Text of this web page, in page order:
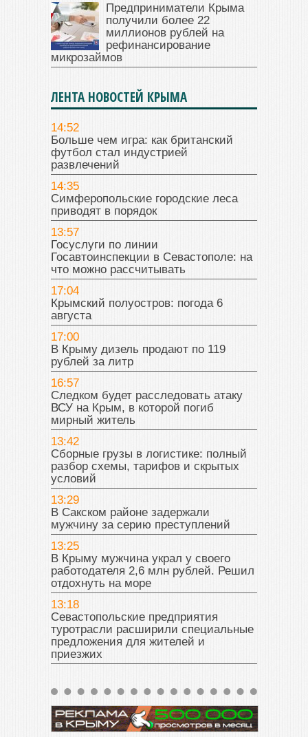
Предприниматели Крыма
получили более 22
миллионов рублей на
рефинансирование
микрозаймов
ЛЕНТА НОВОСТЕЙ КРЫМА
14:52
Больше чем игра: как британский
футбол стал индустрией
развлечений
14:35
Симферопольские городские леса
приводят в порядок
13:57
Госуслуги по линии
Госавтоинспекции в Севастополе: на
что можно рассчитывать
17:04
Крымский полуостров: погода 6
августа
17:00
В Крыму дизель продают по 119
рублей за литр
16:57
Следком будет расследовать атаку
ВСУ на Крым, в которой погиб
мирный житель
13:42
Сборные грузы в логистике: полный
разбор схемы, тарифов и скрытых
условий
13:29
В Сакском районе задержали
мужчину за серию преступлений
13:25
В Крыму мужчина украл у своего
работодателя 2,6 млн рублей. Решил
отдохнуть на море
13:18
Севастопольские предприятия
туротрасли расширили специальные
предложения для жителей и
приезжих